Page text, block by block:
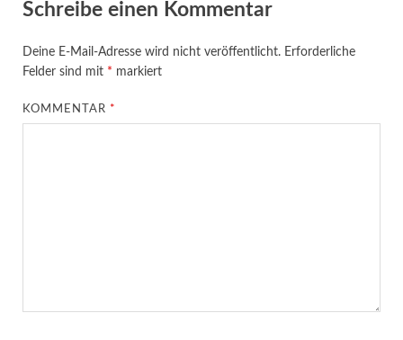
Schreibe einen Kommentar
Deine E-Mail-Adresse wird nicht veröffentlicht. Erforderliche
Felder sind mit * markiert
KOMMENTAR *